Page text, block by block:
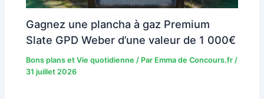
Gagnez une plancha à gaz Premium
Slate GPD Weber d’une valeur de 1 000€
Bons plans et Vie quotidienne / Par Emma de Concours.fr/
31 juillet 2026